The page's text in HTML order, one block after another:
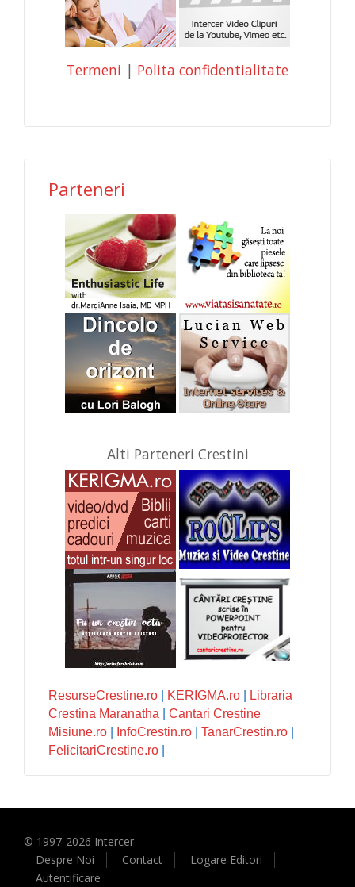
Termeni | Polita confidentialitate
Parteneri
Alti Parteneri Crestini
ResurseCrestine.ro KERIGMA.ro
Libraria
Crestina Maranatha
Cantari Crestine
Misiune.ro
InfoCrestin.ro TanarCrestin.ro
FelicitariCrestine.ro
© 1997-2026 Intercer
Despre Noi
Contact
Logare Editori
Autentificare